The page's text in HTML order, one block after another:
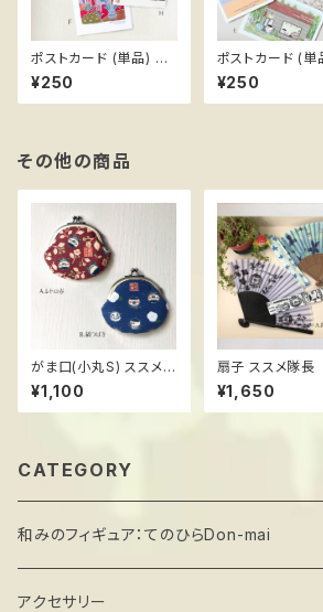
ポストカード (単品) ス
スメ隊長
¥250
ポストカード (単
スメ隊長
¥250
その他の商品
がま口(小丸S) ススメ隊
長
¥1,100
扇子 ススメ隊長
¥1,650
CATEGORY
和みのフィギュア：てのひらDon-mai
アクセサリー